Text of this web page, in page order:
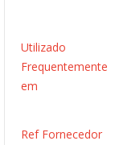
Utilizado
Frequentemente
em
Ref Fornecedor